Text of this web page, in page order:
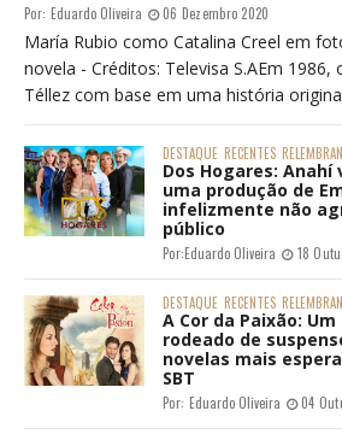
Por: Eduardo Oliveira 06 Dezembro 2020
María Rubio como Catalina Creel em
novela - Créditos: Televisa S.AEm 1986,
Téllez com base em uma história
DESTAQUE RECENTES
Dos Hogares:
uma produção de
infelizmente não
público
Por:Eduardo Oliveira 18
DESTAQUE RECENTES
A Cor da Paixão:
rodeado de
novelas mais
SBT
Por: Eduardo Oliveira 04